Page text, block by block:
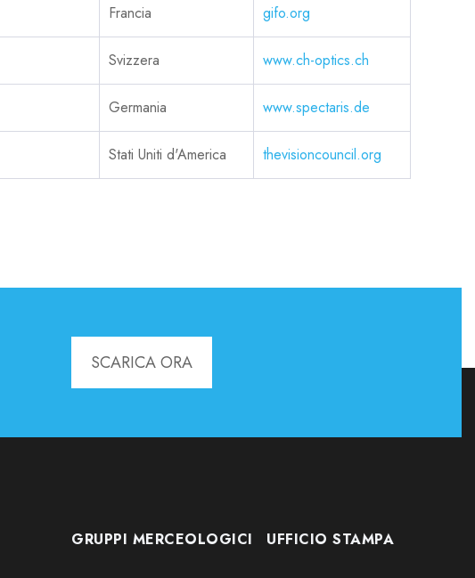
Francia gifo.org
Svizzera www.ch-optics.ch
Germania www.spectaris.de
Stati Uniti d'America thevisioncouncil.org
SCARICA ORA
GRUPPI MERCEOLOGICI UFFICIO STAMPA